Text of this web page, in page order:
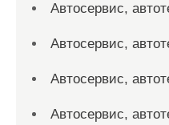
Автосервис,
Автосервис,
Автосервис,
Автосервис,